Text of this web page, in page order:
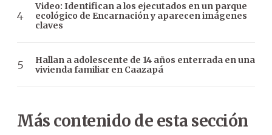
Video: Identifican a los ejecutados en un parque
ecológico de Encarnación y aparecen imágenes
claves
Hallan a adolescente de 14 años enterrada en una
vivienda familiar en Caazapá
Más contenido de esta sección